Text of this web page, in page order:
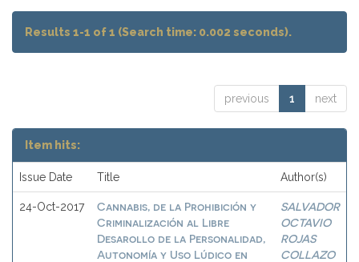
Results 1-1 of 1 (Search time: 0.002 seconds).
previous 1 next
Item hits:
Issue Date Title Author(s)
24-Oct-2017
Cannabis, de la Prohibición y
Criminalización al Libre
Desarollo de la Personalidad,
Autonomía y Uso Lúdico en
SALVADOR
OCTAVIO
ROJAS
COLLAZO